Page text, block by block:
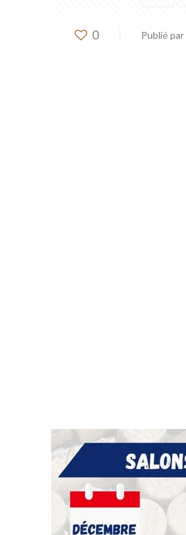
0 Publié par